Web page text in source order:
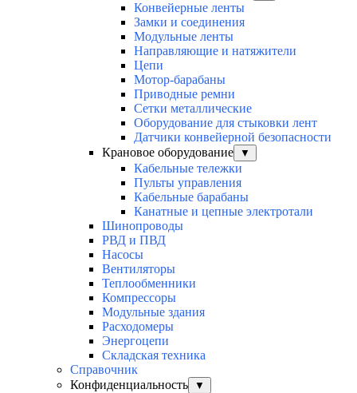
Конвейерные ленты
Замки и соединения
Модульные ленты
Направляющие и натяжители
Цепи
Мотор-барабаны
Приводные ремни
Сетки металлические
Оборудование для стыковки лент
Датчики конвейерной безопасности
Крановое оборудование
▼
Кабельные тележки
Пульты управления
Кабельные барабаны
Канатные и цепные электротали
Шинопроводы
РВД и ПВД
Насосы
Вентиляторы
Теплообменники
Компрессоры
Модульные здания
Расходомеры
Энергоцепи
Складская техника
Справочник
Конфиденциальность
▼